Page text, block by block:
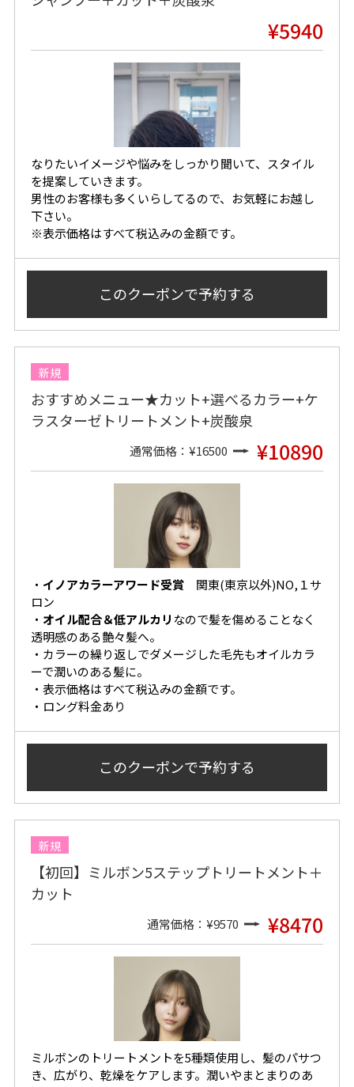
¥5940
なりたいイメージや悩みをしっかり聞いて、スタイル
を提案していきます。
男性のお客様も多くいらしてるので、お気軽にお越し
下さい。
※表示価格はすべて税込みの金額です。
このクーポンで予約する
新規
おすすめメニュー★カット+選べるカラー+ケ
ラスターゼトリートメント+炭酸泉
通常価格：¥16500 ¥10890
・ イノアカラーアワード受賞関東(東京以外)NO,１サ
ロン
・ オイル配合＆低アルカリ なので髪を傷めることなく
透明感のある艶々髪へ。
・カラーの繰り返しでダメージした毛先もオイルカラ
ーで潤いのある髪に。
・表示価格はすべて税込みの金額です。
・ロング料金あり
このクーポンで予約する
新規
【初回】ミルボン5ステップトリートメント＋
カット
通常価格：¥9570 ¥8470
ミルボンのトリートメントを5種類使用し、髪のパサつ
き、広がり、乾燥をケアします。潤いやまとまりのあ